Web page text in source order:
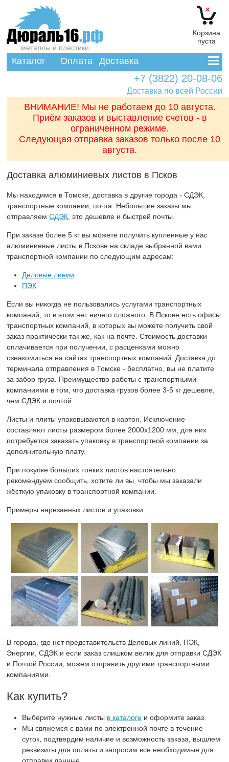
Доставка по всей России
×
Корзина
пуста
+7 (3822) 20-08-06
металлы и пластики
Каталог Оплата Доставка
ВНИМАНИЕ! Мы не работаем до 10 августа.
Приём заказов и выставление счетов - в
ограниченном режиме.
Следующая отправка заказов только после 10
августа.
Доставка алюминиевых листов в Псков
Мы находимся в Томске, доставка в другие города - СДЭК,
транспортные компании, почта. Небольшие заказы мы
отправляемСДЭК , это дешевле и быстрей почты.
При заказе более 5 кг вы можете получить купленные у нас
алюминиевые листы в Пскове на складе выбранной вами
транспортной компании по следующим адресам:
Деловые линии
ПЭК
Если вы никогда не пользовались услугами транспортных
компаний, то в этом нет ничего сложного. В Пскове есть офисы
транспортных компаний, в которых вы можете получить свой
заказ практически так же, как на почте. Стоимость доставки
оплачивается при получении, с расценками можно
ознакомиться на сайтах транспортных компаний. Доставка до
терминала отправления в Томске - бесплатно, вы не платите
за забор груза. Преимущество работы с транспортными
компаниями в том, что доставка грузов более 3-5 кг дешевле,
чем СДЭК и почтой.
Листы и плиты упаковываются в картон. Исключение
составляют листы размером более 2000х1200 мм, для них
потребуется заказать упаковку в транспортной компании за
дополнительную плату.
При покупке больших тонких листов настоятельно
рекомендуем сообщить, хотите ли вы, чтобы мы заказали
жёсткую упаковку в транспортной компании.
Примеры нарезанных листов и упаковки:
В города, где нет представительств Деловых линий, ПЭК,
Энергии, СДЭК и если заказ слишком велик для отправки СДЭК
и Почтой России, можем отправить другими транспортными
компаниями.
Как купить?
Выберите нужные листы в каталоге и оформите заказ.
Мы свяжемся с вами по электронной почте в течение
суток, подтвердим наличие и возможность заказа, вышлем
реквизиты для оплаты и запросим все необходимые для